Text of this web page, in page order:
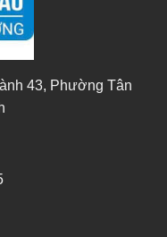
43, Phường Tân